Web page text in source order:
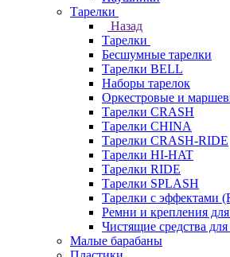
Тарелки
Назад
Тарелки
Бесшумные тарелки
Тарелки BELL
Наборы тарелок
Оркестровые и
Тарелки CRASH
Тарелки CHINA
Тарелки CRASH-RIDE
Тарелки HI-HAT
Тарелки RIDE
Тарелки SPLASH
Тарелки с эффектами
Ремни и крепления для
Чистящие средства для
Малые барабаны